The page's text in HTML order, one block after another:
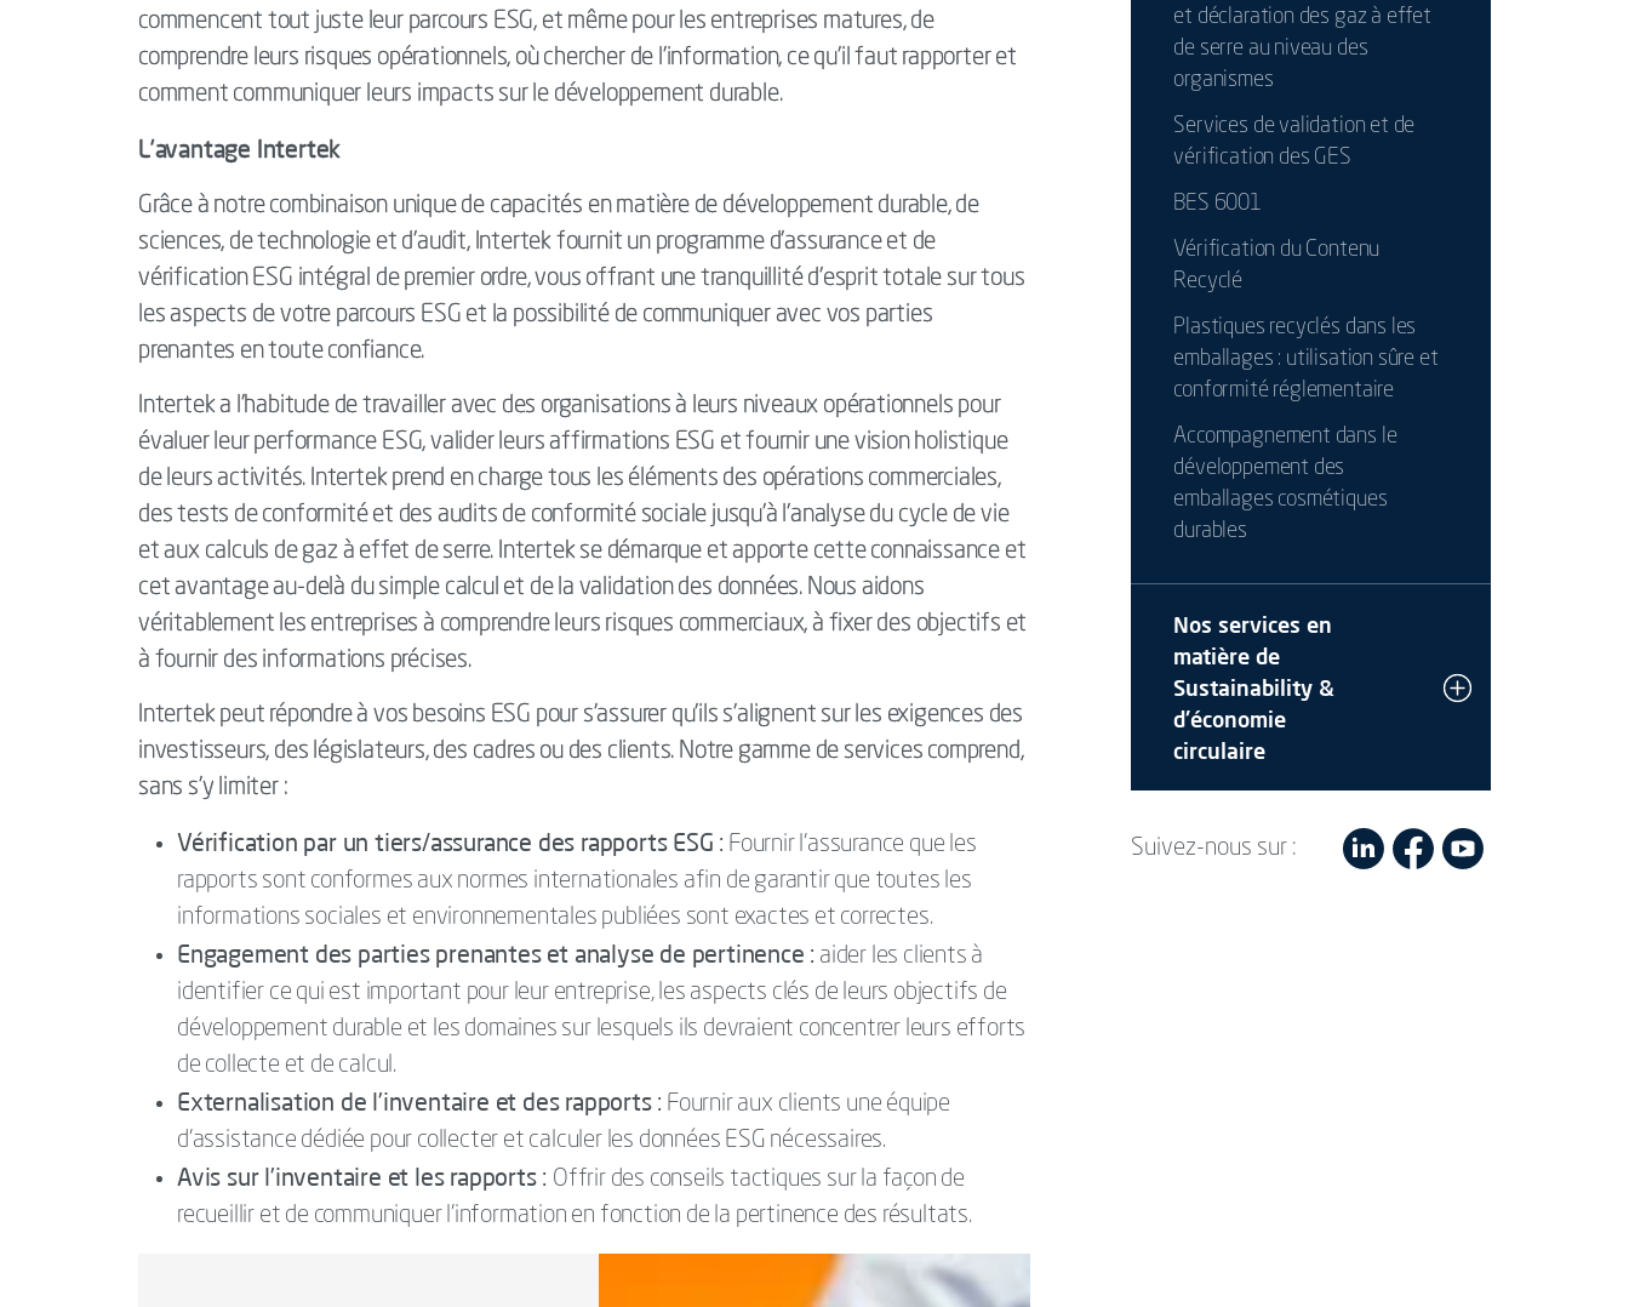
commencent tout juste leur parcours ESG, et même pour les entreprises matures, de
comprendre leurs risques opérationnels, où chercher de l’information, ce qu’il faut rapporter et
comment communiquer leurs impacts sur le développement durable.
L’avantage Intertek
Grâce à notre combinaison unique de capacités en matière de développement durable, de
sciences, de technologie et d’audit, Intertek fournit un programme d’assurance et de
vérification ESG intégral de premier ordre, vous offrant une tranquillité d’esprit totale sur tous
les aspects de votre parcours ESG et la possibilité de communiquer avec vos parties
prenantes en toute confiance.
Intertek a l’habitude de travailler avec des organisations à leurs niveaux opérationnels pour
évaluer leur performance ESG, valider leurs affirmations ESG et fournir une vision holistique
de leurs activités. Intertek prend en charge tous les éléments des opérations commerciales,
des tests de conformité et des audits de conformité sociale jusqu’à l’analyse du cycle de vie
et aux calculs de gaz à effet de serre. Intertek se démarque et apporte cette connaissance et
cet avantage au-delà du simple calcul et de la validation des données. Nous aidons
véritablement les entreprises à comprendre leurs risques commerciaux, à fixer des objectifs et
à fournir des informations précises.
Intertek peut répondre à vos besoins ESG pour s’assurer qu’ils s’alignent sur les exigences des
investisseurs, des législateurs, des cadres ou des clients. Notre gamme de services comprend,
sans s’y limiter :
Vérification par un tiers/assurance des rapports ESG : Fournir l’assurance que les
rapports sont conformes aux normes internationales afin de garantir que toutes les
informations sociales et environnementales publiées sont exactes et correctes.
Engagement des parties prenantes et analyse de pertinence : aider les clients à
identifier ce qui est important pour leur entreprise, les aspects clés de leurs objectifs de
développement durable et les domaines sur lesquels ils devraient concentrer leurs efforts
de collecte et de calcul.
Externalisation de l’inventaire et des rapports : Fournir aux clients une équipe
d’assistance dédiée pour collecter et calculer les données ESG nécessaires.
Avis sur l’inventaire et les rapports : Offrir des conseils tactiques sur la façon de
recueillir et de communiquer l’information en fonction de la pertinence des résultats.
et déclaration des gaz à effet
de serre au niveau des
organismes
Services de validation et de
vérification des GES
BES 6001
Vérification du Contenu
Recyclé
Plastiques recyclés dans les
emballages : utilisation sûre et
conformité réglementaire
Accompagnement dans le
développement des
emballages cosmétiques
durables
Nos services en
matière de
Sustainability &
d'économie
circulaire
Suivez-nous sur :